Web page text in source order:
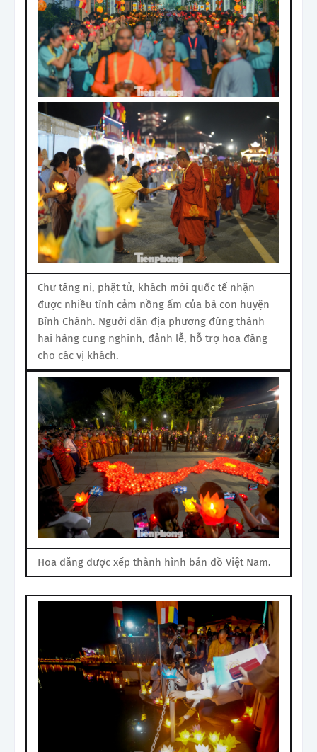
Chư tăng ni, phật tử, khách mời quốc tế nhận
được nhiều tình cảm nồng ấm của bà con huyện
Bình Chánh. Người dân địa phương đứng thành
hai hàng cung nghinh, đảnh lễ, hỗ trợ hoa đăng
cho các vị khách.
Hoa đăng được xếp thành hình bản đồ Việt Nam.